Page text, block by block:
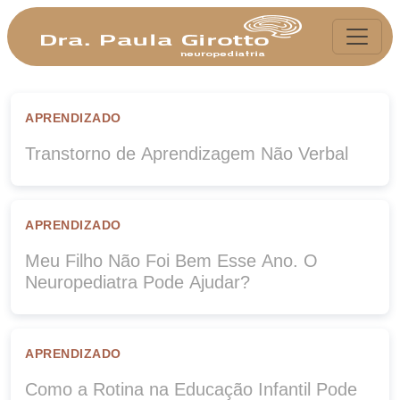
APRENDIZADO
Transtorno de Aprendizagem Não Verbal
APRENDIZADO
Meu Filho Não Foi Bem Esse Ano. O
Neuropediatra Pode Ajudar?
APRENDIZADO
Como a Rotina na Educação Infantil Pode